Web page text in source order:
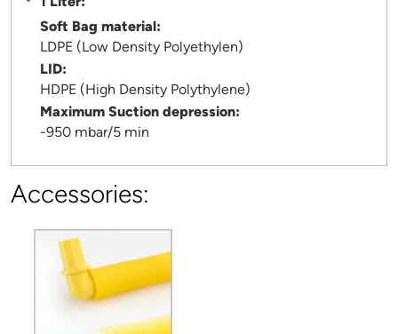
Soft Bag material:
LDPE (Low Density Polyethylen)
LID:
HDPE (High Density Polythylene)
Maximum Suction depression:
-950 mbar/5 min
Accessories: